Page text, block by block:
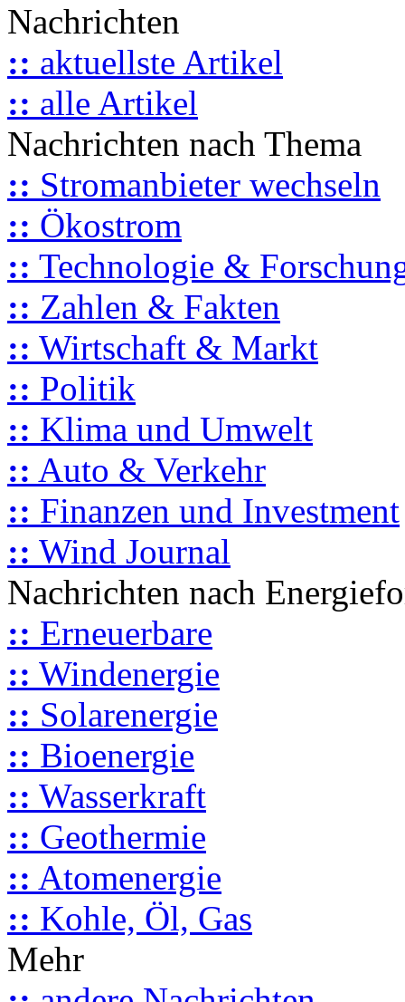
Nachrichten
:: aktuellste Artikel
:: alle Artikel
Nachrichten nach Thema
:: Stromanbieter wechseln
:: Ökostrom
:: Technologie &
:: Zahlen & Fakten
:: Wirtschaft & Markt
:: Politik
:: Klima und Umwelt
:: Auto & Verkehr
:: Finanzen und Investment
:: Wind Journal
Nachrichten nach
:: Erneuerbare
:: Windenergie
:: Solarenergie
:: Bioenergie
:: Wasserkraft
:: Geothermie
:: Atomenergie
:: Kohle, Öl, Gas
Mehr